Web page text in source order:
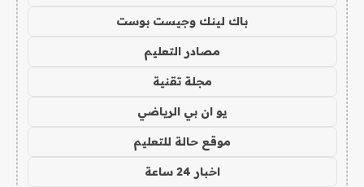
باك لينك وجيست بوست
مصادر التعليم
مجلة تقنية
يو ان بي الرياضي
موقع حالة للتعليم
اخبار 24 ساعة